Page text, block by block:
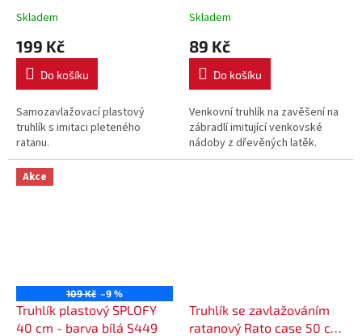
DRTC500 - barva mocca
Skladem
199 Kč
Do košíku
Samozavlažovací plastový
truhlík s imitaci pleteného
ratanu.
barva hnědá R222
Skladem
89 Kč
Do košíku
Venkovní truhlík na zavěšení na
zábradlí imitující venkovské
nádoby z dřevěných latěk.
Akce
109 Kč –9 %
Truhlík plastový SPLOFY
40 cm - barva bílá S449
Truhlík se zavlažováním
ratanový Rato case 50 cm